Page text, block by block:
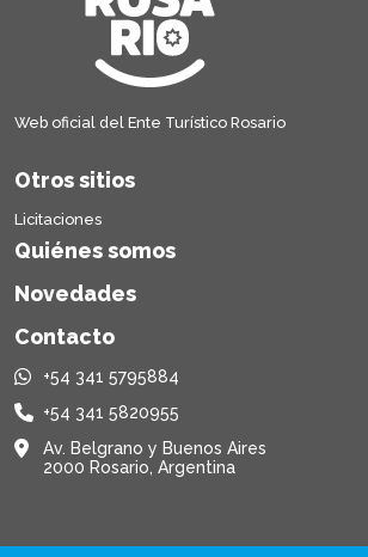
Web oficial del Ente Turístico Rosario
Otros sitios
Licitaciones
Quiénes somos
Novedades
Contacto
+54 341 5795884
+54 341 5820955
Av. Belgrano y Buenos Aires
2000 Rosario, Argentina